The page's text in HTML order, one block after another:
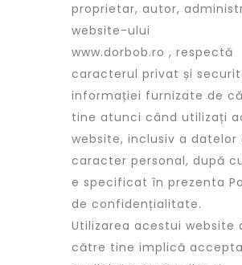
proprietar, autor,
website-ului
www.dorbob.ro , respectă
caracterul privat și
informației furnizate de
tine atunci când utilizați
website, inclusiv a datelor
caracter personal, după
e specificat în prezenta
de confidențialitate.
Utilizarea acestui website
către tine implică